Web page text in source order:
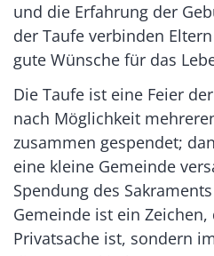
und die Erfahrung der
der Taufe verbinden
gute Wünsche für das
Die Taufe ist eine Feier
nach Möglichkeit
zusammen gespendet;
eine kleine Gemeinde
Spendung des
Gemeinde ist ein
Privatsache ist, sondern